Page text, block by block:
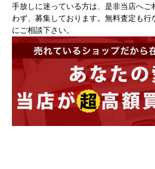
手放しに迷っている方は、是非当店へご
わず、募集しております。無料査定も
にご相談下さい。